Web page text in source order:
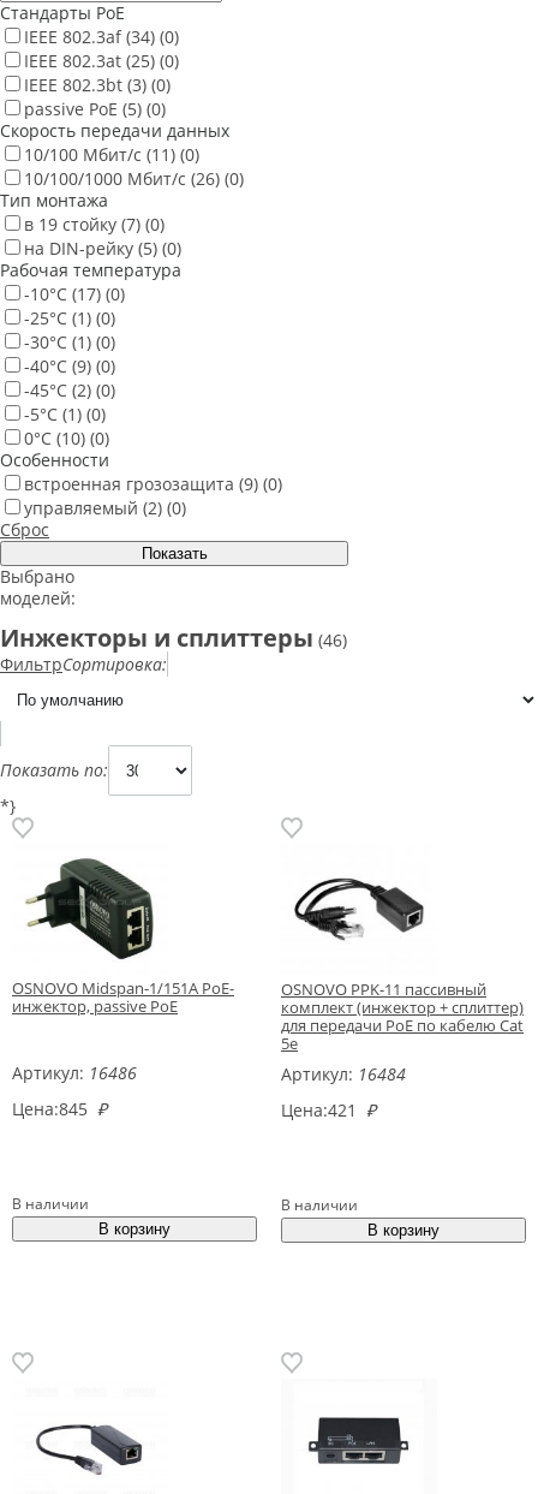
Стандарты PoE
IEEE 802.3af(34) (0)
IEEE 802.3at (25) (0)
IEEE 802.3bt (3) (0)
passive PoE (5) (0)
Скорость передачи данных
10/100 Мбит/с (11) (0)
10/100/1000 Мбит/с (26) (0)
Тип монтажа
в 19 стойку (7) (0)
на DIN-рейку (5) (0)
Рабочая температура
-10°С (17) (0)
-25°С (1) (0)
-30°С (1) (0)
-40°С (9) (0)
-45°С (2) (0)
-5°С (1) (0)
0°С (10) (0)
Особенности
встроенная грозозащита (9) (0)
управляемый (2) (0)
Сброс
Выбрано
моделей:
Инжекторы и сплиттеры (46)
ФильтрСортировка:
Показать по:
*}
OSNOVO Midspan-1/151A PoE-
инжектор, passive PoE
Артикул: 16486
Цена:845 ₽
В наличии
OSNOVO PPK-11 пассивный
комплект (инжектор + сплиттер)
для передачи PoE по кабелю Cat
5e
Артикул: 16484
Цена:421 ₽
В наличии